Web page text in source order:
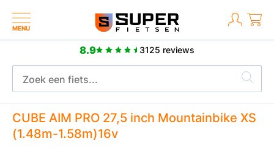
MENU
8.9 3125 reviews
Meer dan 2500 positieve reviews
CUBE AIM PRO 27,5 inch Mountainbike XS
(1.48m-1.58m)16v